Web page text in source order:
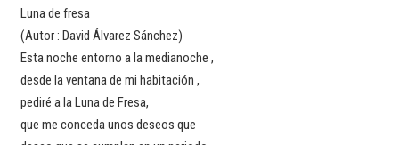
Luna de fresa
(Autor : David Álvarez Sánchez)
Esta noche entorno a la medianoche ,
desde la ventana de mi habitación ,
pediré a la Luna de Fresa,
que me conceda unos deseos que